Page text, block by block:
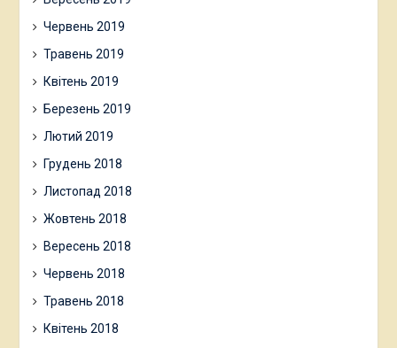
Червень 2019
Травень 2019
Квітень 2019
Березень 2019
Лютий 2019
Грудень 2018
Листопад 2018
Жовтень 2018
Вересень 2018
Червень 2018
Травень 2018
Квітень 2018